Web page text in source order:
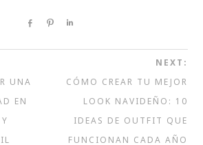
Share Pin
UNA
EN
NEXT:
CÓMO CREAR TU MEJOR
LOOK NAVIDEÑO: 10
IDEAS DE OUTFIT QUE
FUNCIONAN CADA AÑO